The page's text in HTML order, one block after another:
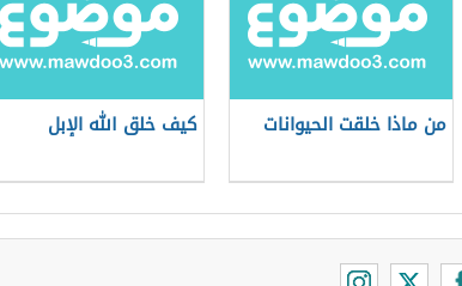
من ماذا خلقت الحيوانات كيف خلق الله الإبل